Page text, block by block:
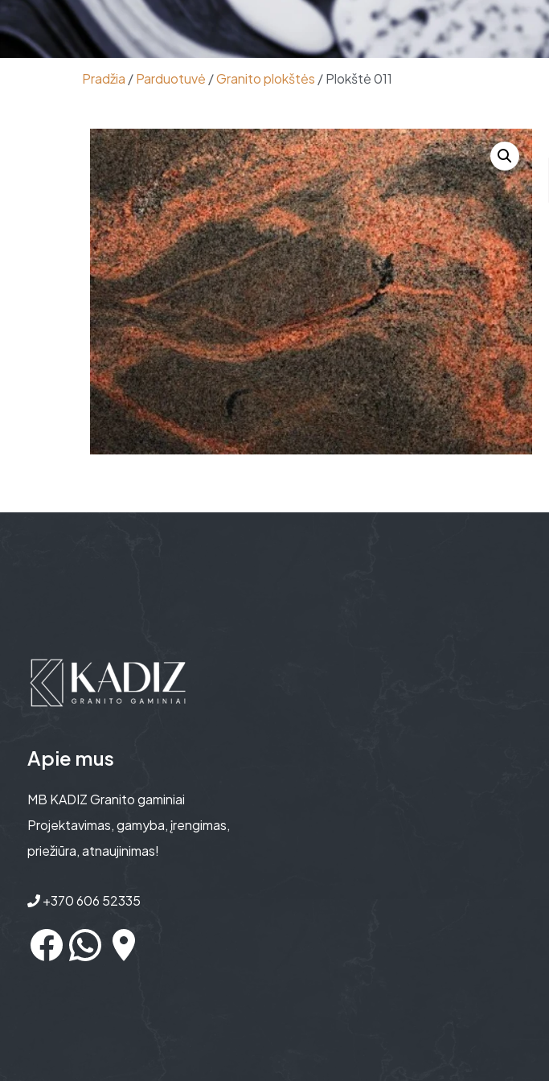
Pradžia /Parduotuvė /Granito plokštės / Plokštė 011
Apie mus
MB KADIZ Granito gaminiai
Projektavimas, gamyba, įrengimas,
priežiūra, atnaujinimas!
+370 606 52335